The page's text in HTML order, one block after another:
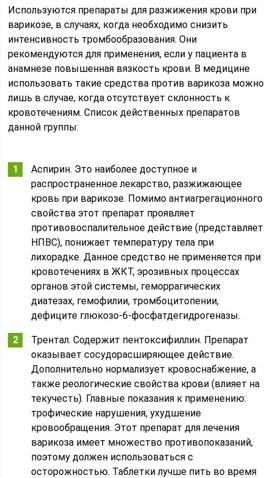
Используются препараты для разжижения крови при
варикозе, в случаях, когда необходимо снизить
интенсивность тромбообразования. Они
рекомендуются для применения, если у пациента в
анамнезе повышенная вязкость крови. В медицине
использовать такие средства против варикоза можно
лишь в случае, когда отсутствует склонность к
кровотечениям. Список действенных препаратов
данной группы:
Аспирин. Это наиболее доступное и
распространенное лекарство, разжижающее
кровь при варикозе. Помимо антиагрегационного
свойства этот препарат проявляет
противовоспалительное действие (представляет
НПВС), понижает температуру тела при
лихорадке. Данное средство не применяется при
кровотечениях в ЖКТ, эрозивных процессах
органов этой системы, геморрагических
диатезах, гемофилии, тромбоцитопении,
дефиците глюкозо-6-фосфатдегидрогеназы.
Трентал. Содержит пентоксифиллин. Препарат
оказывает сосудорасширяющее действие.
Дополнительно нормализует кровоснабжение, а
также реологические свойства крови (влияет на
текучесть). Главные показания к применению:
трофические нарушения, ухудшение
кровообращения. Этот препарат для лечения
варикоза имеет множество противопоказаний,
поэтому должен использоваться с
осторожностью. Таблетки лучше пить во время